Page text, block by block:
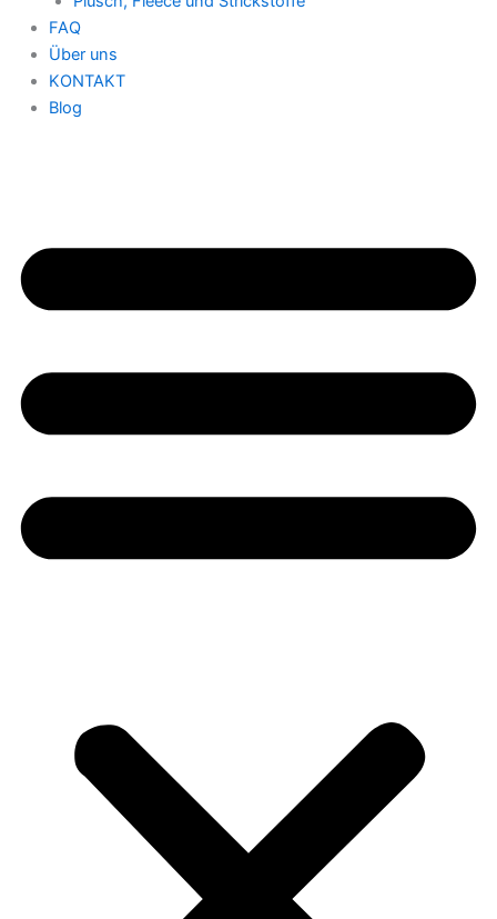
FAQ
Über uns
KONTAKT
Blog